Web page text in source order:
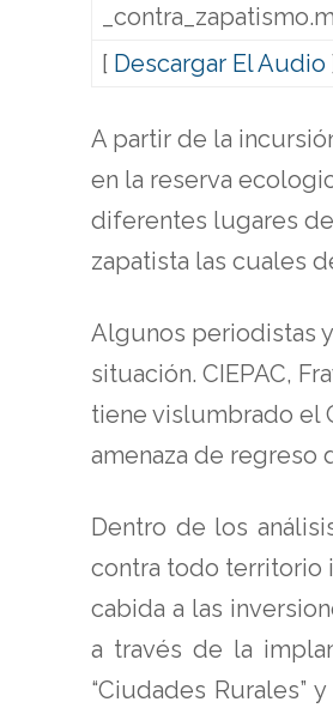
[ Descargar El Audio
A partir de la
en la reserva
diferentes lugares
zapatista las cuales
Algunos periodistas
situación. CIEPAC,
tiene vislumbrado el
amenaza de regreso
Dentro de los
contra todo territorio
cabida a las
a través de la
“Ciudades Rurales”